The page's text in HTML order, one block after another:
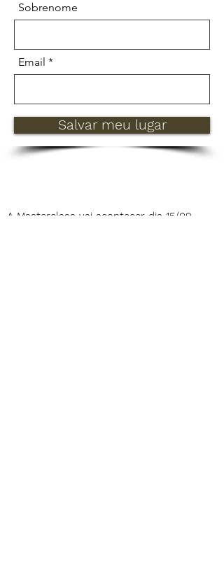
Sobrenome
Email
Salvar meu lugar
A Masterclass vai acontecer dia 15/09,